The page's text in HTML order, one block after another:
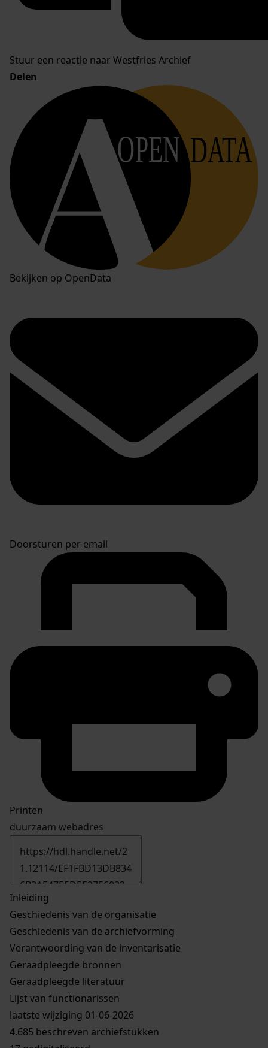
Stuur een reactie naar Westfries Archief
Delen
OPEN DATA
Bekijken op OpenData
Doorsturen per email
Printen
duurzaam webadres
Inleiding
Geschiedenis van de organisatie
Geschiedenis van de archiefvorming
Verantwoording van de inventarisatie
Geraadpleegde bronnen
Geraadpleegde literatuur
Lijst van functionarissen
laatste wijziging 01-06-2026
4.685 beschreven archiefstukken